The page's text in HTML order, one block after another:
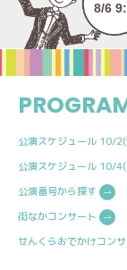
8/6
公演スケジュール 10/
公演スケジュール 10/
公演番号から探す
街なかコンサート
せんくらおでかけコン